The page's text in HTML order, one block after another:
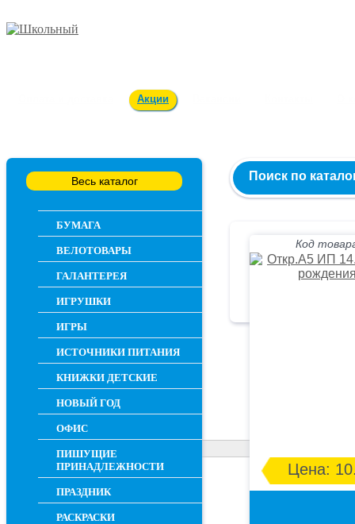
Акции
Весь каталог
БУМАГА
ВЕЛОТОВАРЫ
ГАЛАНТЕРЕЯ
ИГРУШКИ
ИГРЫ
ИСТОЧНИКИ ПИТАНИЯ
КНИЖКИ ДЕТСКИЕ
НОВЫЙ ГОД
ОФИС
ПИШУЩИЕ
ПРИНАДЛЕЖНОСТИ
ПРАЗДНИК
РАСКРАСКИ
Поиск по
Код
Цена: